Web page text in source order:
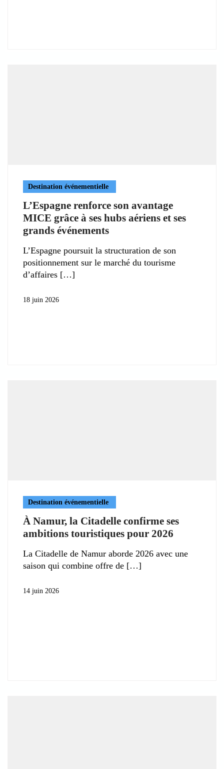
Destination événementielle
L’Espagne renforce son avantage
MICE grâce à ses hubs aériens et ses
grands événements
L’Espagne poursuit la structuration de son
positionnement sur le marché du tourisme
d’affaires
18 juin 2026
Destination événementielle
À Namur, la Citadelle confirme ses
ambitions touristiques pour 2026
La Citadelle de Namur aborde 2026 avec une
saison qui combine offre de
14 juin 2026